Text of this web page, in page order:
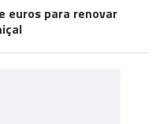
euros para renovar